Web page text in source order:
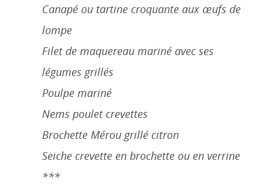
Canapé ou tartine croquante aux œufs de
lompe
Filet de maquereau mariné avec ses
légumes grillés
Poulpe mariné
Nems poulet crevettes
Brochette Mérou grillé citron
Seiche crevette en brochette ou en verrine
***